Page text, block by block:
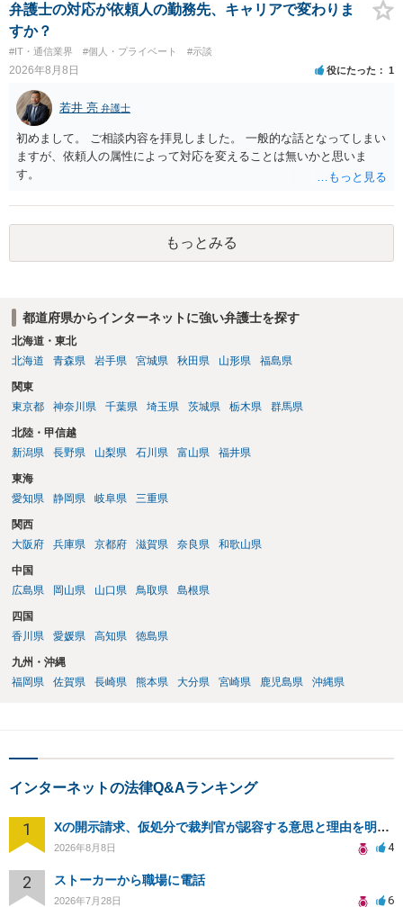
弁護士の対応が依頼人の勤務先、キャリアで変わりま
すか？
#IT・通信業界 #個人・プライベート #示談
2026年8月8日 役にたった 1
若井 亮 弁護士
初めまして。 ご相談内容を拝見しました。 一般的な話となってしまい
ますが、依頼人の属性によって対応を変えることは無いかと思いま
す。
もっとみる
都道府県からインターネットに強い弁護士を探す
北海道・東北
北海道
青森県 岩手県 宮城県 秋田県 山形県 福島県
関東
東京都
神奈川県 千葉県 埼玉県 茨城県 栃木県 群馬県
北陸・甲信越
新潟県
長野県 山梨県 石川県 富山県 福井県
東海
愛知県
静岡県 岐阜県 三重県
関西
大阪府
兵庫県 京都府 滋賀県 奈良県 和歌山県
中国
広島県
岡山県 山口県 鳥取県 島根県
四国
香川県
愛媛県 高知県 徳島県
九州・沖縄
福岡県
佐賀県 長崎県 熊本県 大分県 宮崎県 鹿児島県 沖縄県
インターネットの法律Q&Aランキング
1 Xの開示請求、仮処分で裁判官が認容する意思と理由を明確化しても、相手側は争って引き延ばしますか
2026年8月8日 4
2 ストーカーから職場に電話
2026年7月28日 6